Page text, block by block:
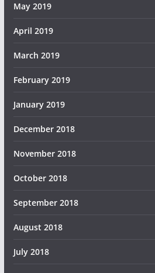
May 2019
April 2019
March 2019
February 2019
January 2019
December 2018
November 2018
October 2018
September 2018
August 2018
July 2018